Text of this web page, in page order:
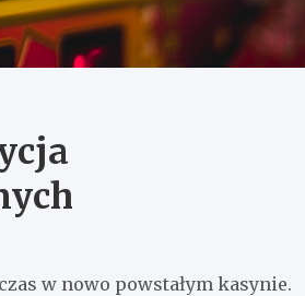
w nowo powstałym kasynie.